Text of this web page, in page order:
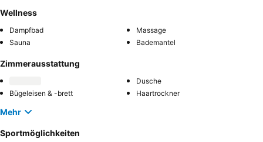
Wellness
Dampfbad
Massage
Sauna
Bademantel
Zimmerausstattung
Dusche
Bügeleisen & -brett
Haartrockner
Mehr
Sportmöglichkeiten